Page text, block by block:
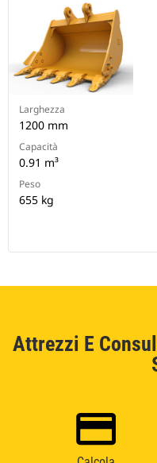
Larghezza
1200 mm
Capacità
0.91 m³
Peso
655 kg
Attrezzi E